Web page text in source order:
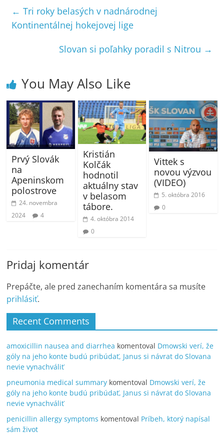
← Tri roky belasých v nadnárodnej
Kontinentálnej hokejovej lige
Slovan si poľahky poradil s Nitrou →
You May Also Like
Prvý Slovák
na
Apeninskom
polostrove
24. novembra
2024
4
Kristián
Kolčák
hodnotil
aktuálny stav
v belasom
tábore.
4. októbra 2014
0
Vittek s
novou výzvou
(VIDEO)
5. októbra 2016
0
Pridaj komentár
Prepáčte, ale pred zanechaním komentára sa musíte
prihlásiť.
Recent Comments
amoxicillin nausea and diarrhea komentoval Dmowski verí, že
góly na jeho konte budú pribúdať, Janus si návrat do Slovana
nevie vynachváliť
pneumonia medical summary komentoval Dmowski verí, že
góly na jeho konte budú pribúdať, Janus si návrat do Slovana
nevie vynachváliť
penicillin allergy symptoms komentoval Príbeh, ktorý napísal
sám život